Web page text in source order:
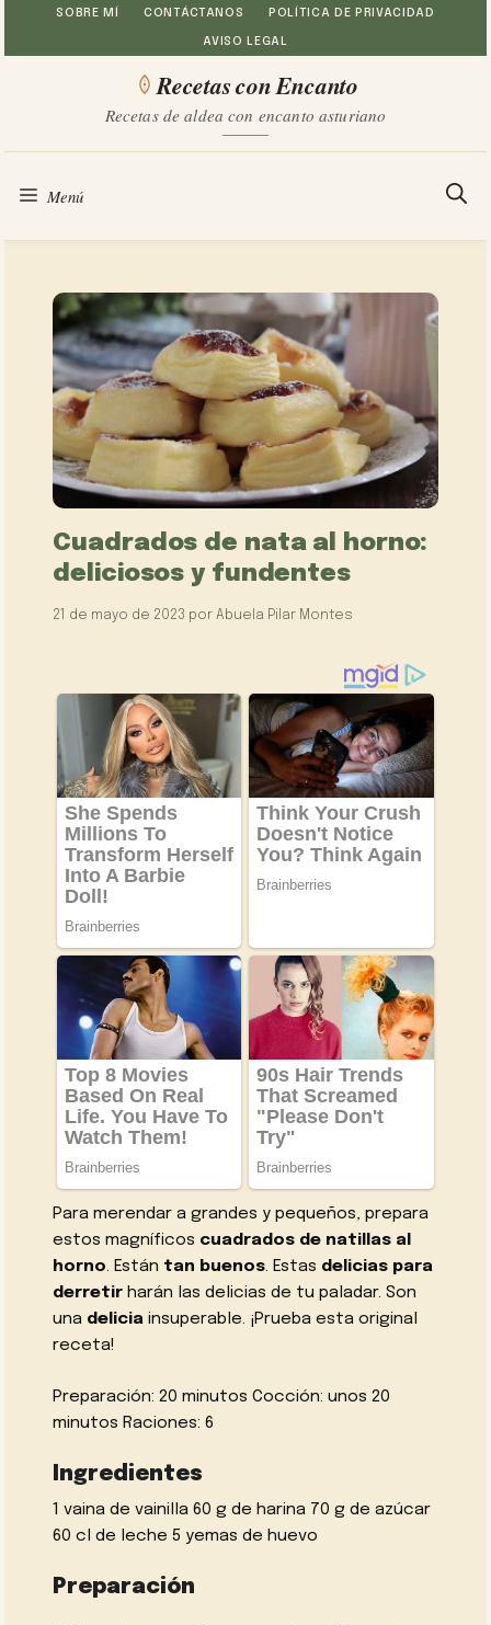
Saltar
al
SOBRE MÍ CONTÁCTANOS POLÍTICA DE PRIVACIDAD
AVISO LEGAL
Recetas con Encanto
Recetas de aldea con encanto asturiano
Menú
Cuadrados de nata al horno:
deliciosos y fundentes
21 de mayo de 2023 porAbuela Pilar Montes
Para merendar a grandes y pequeños, prepara
estos magníficos cuadrados de natillas al
horno. Están tan buenos. Estas delicias para
derretir harán las delicias de tu paladar. Son
una delicia insuperable. ¡Prueba esta original
receta!
Preparación: 20 minutos Cocción: unos 20
minutos Raciones: 6
Ingredientes
1 vaina de vainilla 60 g de harina 70 g de azúcar
60 cl de leche 5 yemas de huevo
Preparación